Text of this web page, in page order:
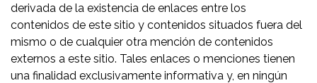
derivada de la existencia de enlaces entre los
contenidos de este sitio y contenidos situados fuera del
mismo o de cualquier otra mención de contenidos
externos a este sitio. Tales enlaces o menciones tienen
una finalidad exclusivamente informativa y, en ningún